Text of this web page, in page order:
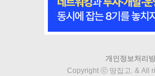
개인정보처리
Copyright ⓒ 땅집고. & All